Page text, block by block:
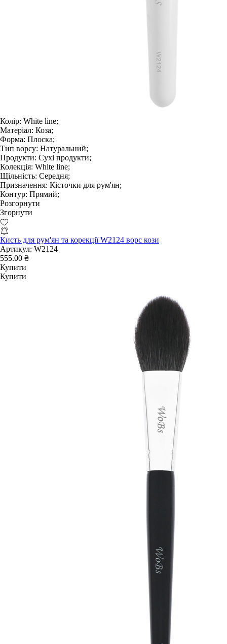
Колір: White line;
Матеріал: Коза;
Форма: Плоска;
Тип ворсу: Натуральний;
Продукти: Сухі продукти;
Колекція: White line;
Щільність: Середня;
Призначення: Кісточки для рум'ян;
Контур: Прямий;
Розгорнути
Згорнути
Кисть для рум'ян та корекції W2124 ворс кози
Артикул: W2124
555.00 ₴
Купити
Купити